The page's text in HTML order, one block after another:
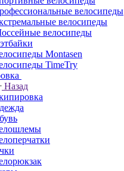
велосипеды
велосипеды
велосипеды
Montasen
TimeTry
Назад